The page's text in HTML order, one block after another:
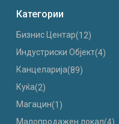
Категории
Бизнис Центар(12)
Индустриски Oбјект(4)
Канцеларија(89)
Куќа(2)
Магацин(1)
Малопродажен локал(4)